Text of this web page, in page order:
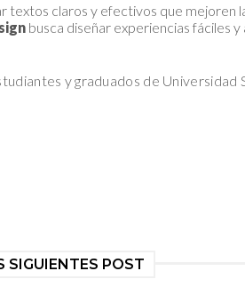
textos claros y efectivos que mejoren
busca diseñar experiencias fáciles
y graduados de Universidad
SIGUIENTES POST